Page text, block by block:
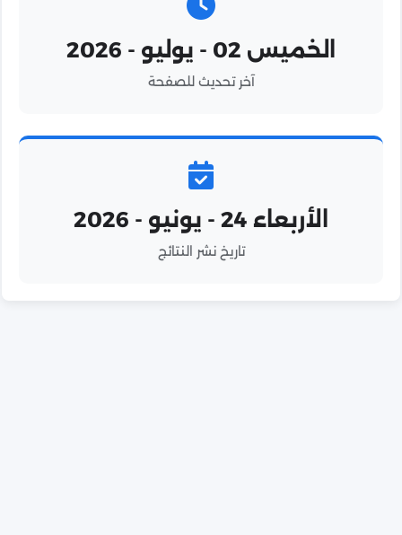
الخميس 02 - يوليو - 2026
آخر تحديث للصفحة
الأربعاء 24 - يونيو - 2026
تاريخ نشر النتائج